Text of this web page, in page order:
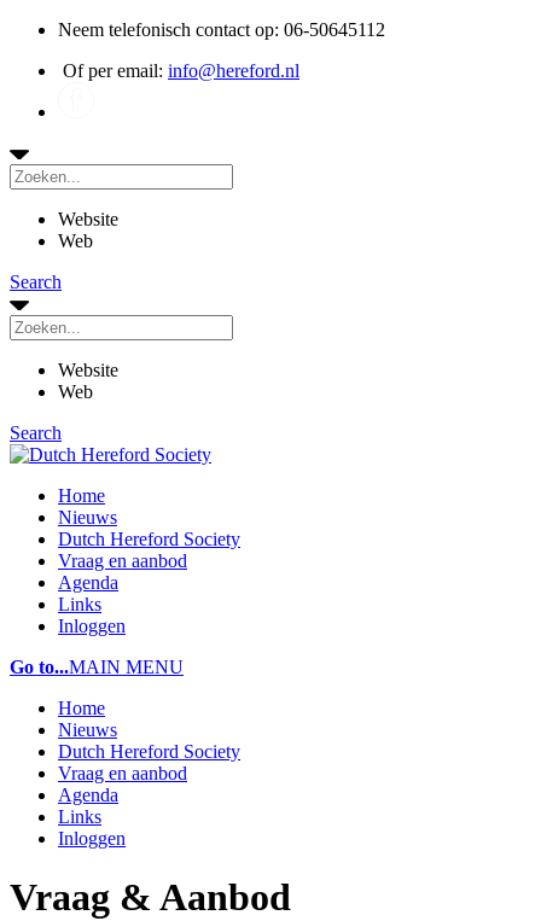
Neem telefonisch contact op: 06-50645112
Of per email: info@hereford.nl
Website
Web
Search
Website
Web
Search
Home
Nieuws
Dutch Hereford Society
Vraag en aanbod
Agenda
Links
Inloggen
Go to...MAIN MENU
Home
Nieuws
Dutch Hereford Society
Vraag en aanbod
Agenda
Links
Inloggen
Vraag & Aanbod